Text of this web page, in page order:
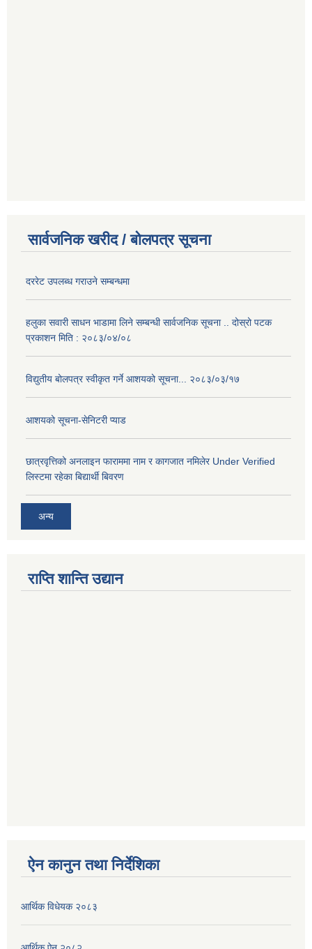
सार्वजनिक खरीद / बोलपत्र सूचना
दररेट उपलब्ध गराउने सम्बन्धमा
हलुका सवारी साधन भाडामा लिने सम्बन्धी सार्वजनिक सूचना .. दोस्रो पटक
प्रकाशन मिति : २०८३/०४/०८
विद्युतीय बोलपत्र स्वीकृत गर्ने आशयको सूचना... २०८३/०३/१७
आशयको सूचना-सेनिटरी प्याड
छात्रवृत्तिको अनलाइन फाराममा नाम र कागजात नमिलेर Under Verified
लिस्टमा रहेका बिद्यार्थी बिवरण
अन्य
राप्ति शान्ति उद्यान
ऐन कानुन तथा निर्देशिका
आर्थिक विधेयक २०८३